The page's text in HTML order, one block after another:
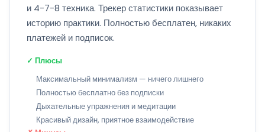
и 4-7-8 техника. Трекер статистики показывает
историю практики. Полностью бесплатен, никаких
платежей и подписок.
✓ Плюсы
Максимальный минимализм — ничего лишнего
Полностью бесплатно без подписки
Дыхательные упражнения и медитации
Красивый дизайн, приятное взаимодействие